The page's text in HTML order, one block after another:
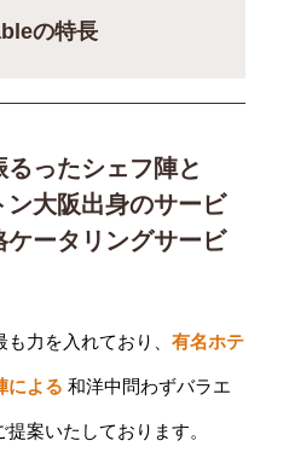
の特長
ったシェフ陣と
大阪出身のサービ
ケータリングサービ
力を入れており、 有名ホテ
による 和洋中問わずバラエ
案いたしております。